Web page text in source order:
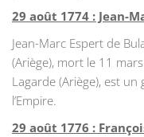
29 août 1774 : Jean-
Jean-Marc Espert de
(Ariège), mort le 11
Lagarde (Ariège), est
l’Empire.
29 août 1776 :